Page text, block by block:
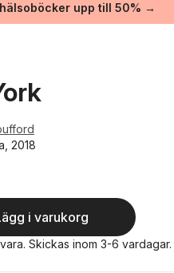
upp till 50% →
2018
i varukorg
Skickas inom 3-6 vardagar.